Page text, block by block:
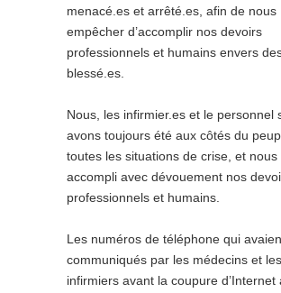
menacé.es et arrêté.es, afin de nous
empêcher d’accomplir nos devoirs
professionnels et humains envers
blessé.es.
Nous, les infirmier.es et le personnel
avons toujours été aux côtés du
toutes les situations de crise, et nous
accompli avec dévouement nos
professionnels et humains.
Les numéros de téléphone qui
communiqués par les médecins et les
infirmiers avant la coupure d’Internet